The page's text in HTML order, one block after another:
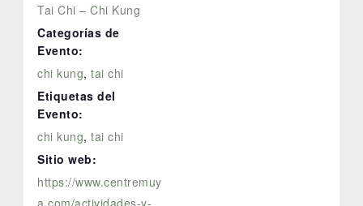
Tai Chi – Chi Kung
Categorías de
Evento:
chi kung,tai chi
Etiquetas del
Evento:
chi kung,tai chi
Sitio web:
https://www.centremuy
a.com/actividades-y-